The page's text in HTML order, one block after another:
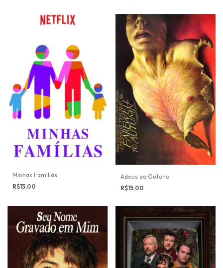
Minhas Famílias
R$15,00
Adeus ao Outono
R$15,00